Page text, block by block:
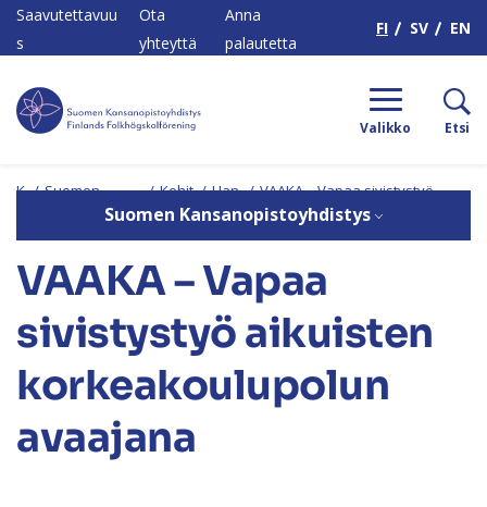
Saavutettavuu
s
Ota
yhteyttä
Anna
palautetta
FI SV EN
Valikko Etsi
K / Suomen
Kansanopisto
/ Kehit
ämm
/ Han
kke
/ VAAKA – Vapaa sivistystyö
aikuisten korkeakoulupolun
avaajana
Suomen Kansanopistoyhdistys
VAAKA – Vapaa
sivistystyö aikuisten
korkeakoulupolun
avaajana